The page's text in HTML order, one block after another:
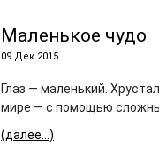
Маленькое чудо
09 Дек 2015
Глаз — маленький.
мире — с помощью
(далее…)